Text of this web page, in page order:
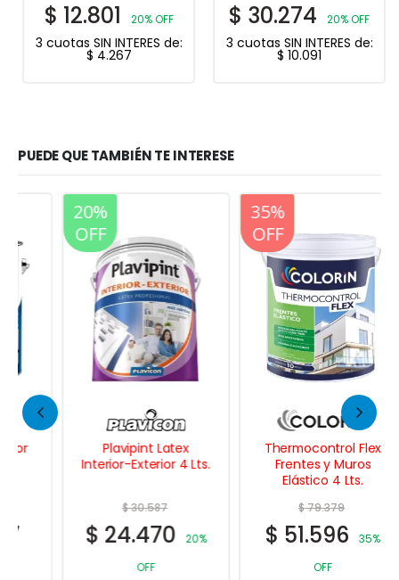
$ 12.801 20% OFF
3 cuotas SIN INTERES de:
$ 4.267
$ 30.274 20% OFF
3 cuotas SIN INTERES de:
$ 10.091
PUEDE QUE TAMBIÉN TE INTERESE
OFF
Plavipint Latex
Interior-Exterior 4 Lts.
30.587
24.470
20%
OFF
OFF
Thermocontrol Flex
Frentes y Muros
Elástico 4 Lts.
79.379
51.596
35%